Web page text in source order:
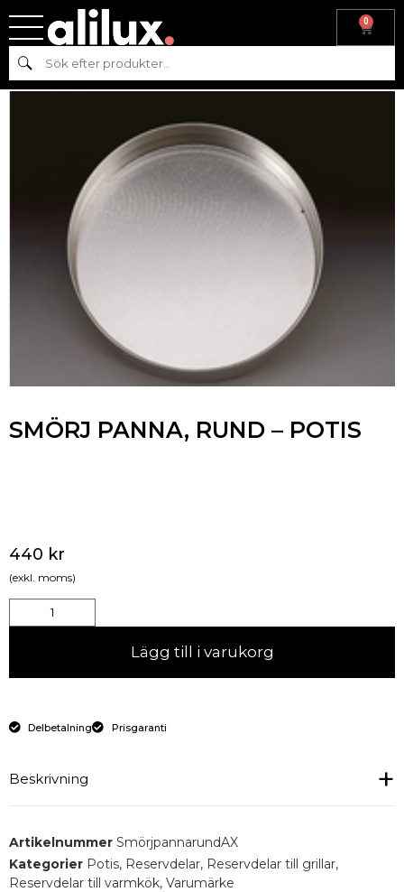
0
Sök
Hem
grillar
/ SMÖRJ PANNA, RUND – POTIS
SMÖRJ PANNA, RUND – POTIS
440 kr
(exkl. moms)
Lägg till i varukorg
Delbetalning Prisgaranti
Beskrivning
EH &
GD1
Grease pan, round 320
mm Ø
Artikelnummer SmörjpannarundAX
Kategorier Potis, Reservdelar, Reservdelar till grillar,
Reservdelar till varmkök, Varumärke